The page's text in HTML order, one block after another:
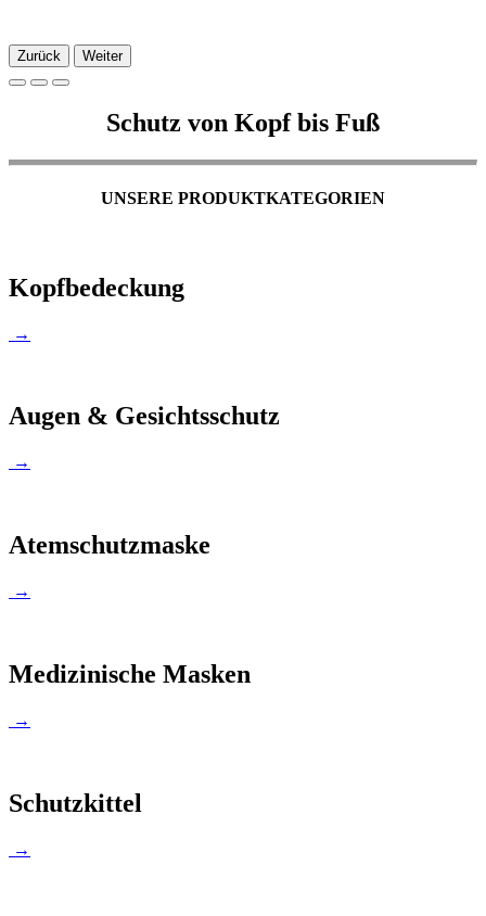
Zurück Weiter
Schutz von Kopf bis Fuß
UNSERE PRODUKTKATEGORIEN
Kopfbedeckung
→
Augen & Gesichtsschutz
→
Atemschutzmaske
→
Medizinische Masken
→
Schutzkittel
→